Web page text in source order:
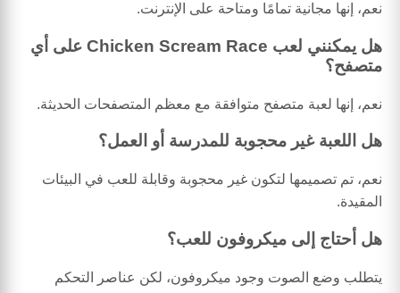
نعم، إنها مجانية تمامًا ومتاحة على الإنترنت.
هل يمكنني لعب Chicken Scream Race على أي
متصفح؟
نعم، إنها لعبة متصفح متوافقة مع معظم المتصفحات الحديثة.
هل اللعبة غير محجوبة للمدرسة أو العمل؟
نعم، تم تصميمها لتكون غير محجوبة وقابلة للعب في البيئات
المقيدة.
هل أحتاج إلى ميكروفون للعب؟
يتطلب وضع الصوت وجود ميكروفون، لكن عناصر التحكم